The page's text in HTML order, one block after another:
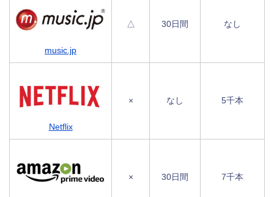
music.jp
△ 30日間 なし
Netflix
× なし 5千本
× 30日間 7千本